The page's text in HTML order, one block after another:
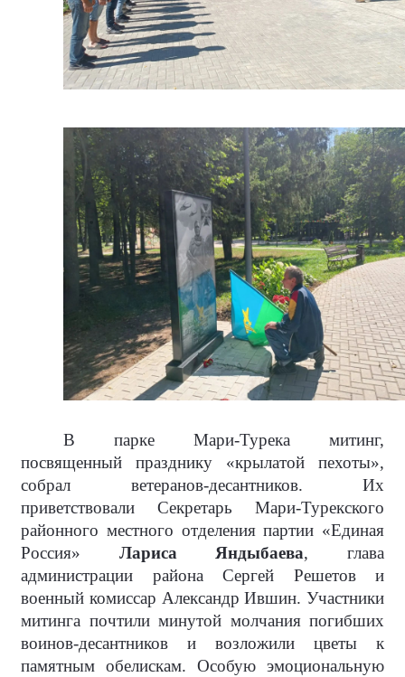
В парке Мари-Турека митинг,
посвященный празднику «крылатой пехоты»,
собрал ветеранов-десантников. Их
приветствовали Секретарь Мари-Турекского
районного местного отделения партии «Единая
Россия» Лариса Яндыбаева, глава
администрации района Сергей Решетов и
военный комиссар Александр Ившин. Участники
митинга почтили минутой молчания погибших
воинов-десантников и возложили цветы к
памятным обелискам. Особую эмоциональную